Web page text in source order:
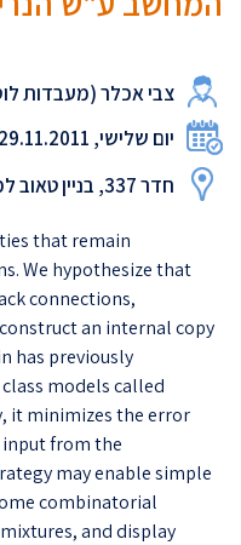
צבי אכלר (מעבדות
יום שלישי, 29.11.2011, 11:30
חדר 337, בניין טאוב למדעי המחשב
that remain
We hypothesize that
connections,
an internal copy
has previously
models called
it minimizes the error
from the
may enable simple
combinatorial
and display